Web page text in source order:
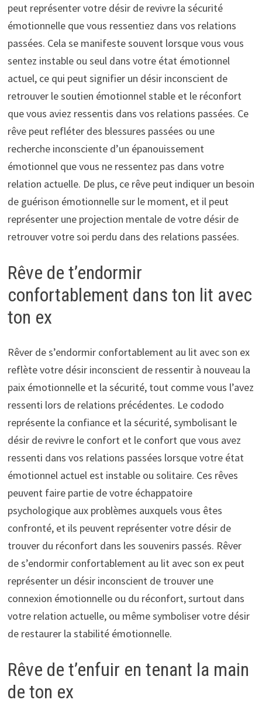
peut représenter votre désir de revivre la sécurité
émotionnelle que vous ressentiez dans vos relations
passées. Cela se manifeste souvent lorsque vous vous
sentez instable ou seul dans votre état émotionnel
actuel, ce qui peut signifier un désir inconscient de
retrouver le soutien émotionnel stable et le réconfort
que vous aviez ressentis dans vos relations passées. Ce
rêve peut refléter des blessures passées ou une
recherche inconsciente d’un épanouissement
émotionnel que vous ne ressentez pas dans votre
relation actuelle. De plus, ce rêve peut indiquer un besoin
de guérison émotionnelle sur le moment, et il peut
représenter une projection mentale de votre désir de
retrouver votre soi perdu dans des relations passées.
Rêve de t’endormir
confortablement dans ton lit avec
ton ex
Rêver de s’endormir confortablement au lit avec son ex
reflète votre désir inconscient de ressentir à nouveau la
paix émotionnelle et la sécurité, tout comme vous l’avez
ressenti lors de relations précédentes. Le cododo
représente la confiance et la sécurité, symbolisant le
désir de revivre le confort et le confort que vous avez
ressenti dans vos relations passées lorsque votre état
émotionnel actuel est instable ou solitaire. Ces rêves
peuvent faire partie de votre échappatoire
psychologique aux problèmes auxquels vous êtes
confronté, et ils peuvent représenter votre désir de
trouver du réconfort dans les souvenirs passés. Rêver
de s’endormir confortablement au lit avec son ex peut
représenter un désir inconscient de trouver une
connexion émotionnelle ou du réconfort, surtout dans
votre relation actuelle, ou même symboliser votre désir
de restaurer la stabilité émotionnelle.
Rêve de t’enfuir en tenant la main
de ton ex